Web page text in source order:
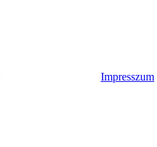
Impresszum